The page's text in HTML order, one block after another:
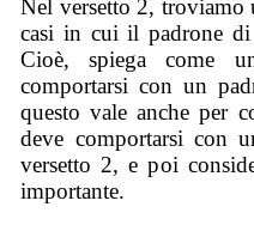
Nel versetto 2, troviamo
casi in cui il padrone di
Cioè, spiega come
comportarsi con un
questo vale anche per
deve comportarsi con
versetto 2, e poi
importante.